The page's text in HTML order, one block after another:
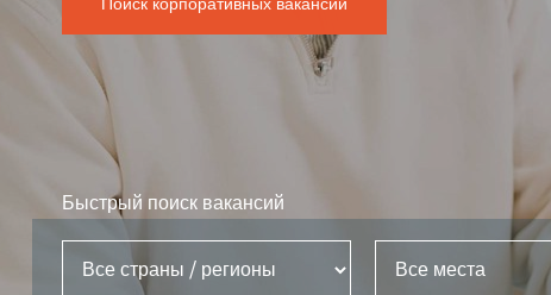
Поиск корпоративных вакансий
Быстрый поиск вакансий
/ регионы Все места